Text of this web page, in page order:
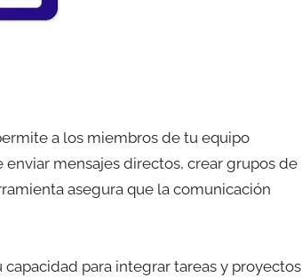
a los miembros de tu equipo
mensajes directos, crear grupos de
asegura que la comunicación
capacidad para integrar tareas y proyectos